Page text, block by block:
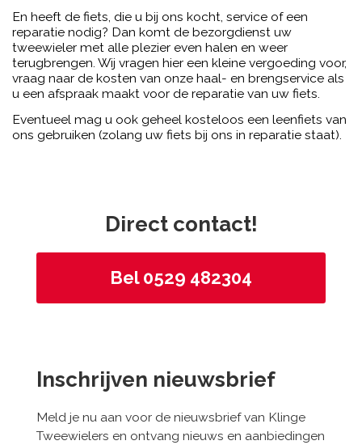
En heeft de fiets, die u bij ons kocht, service of een
reparatie nodig? Dan komt de bezorgdienst uw
tweewieler met alle plezier even halen en weer
terugbrengen. Wij vragen hier een kleine vergoeding voor,
vraag naar de kosten van onze haal- en brengservice als
u een afspraak maakt voor de reparatie van uw fiets.
Eventueel mag u ook geheel kosteloos een leenfiets van
ons gebruiken (zolang uw fiets bij ons in reparatie staat).
Direct contact!
Bel 0529 482304
Inschrijven nieuwsbrief
Meld je nu aan voor de nieuwsbrief van Klinge
Tweewielers en ontvang nieuws en aanbiedingen